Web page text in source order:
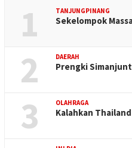
1 TANJUNGPINANG
Sekelompok
2 DAERAH
Prengki
3 OLAHRAGA
Kalahkan